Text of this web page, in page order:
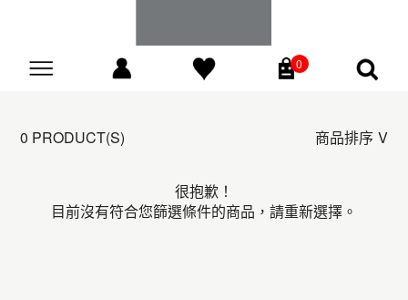
0
0 PRODUCT(S) 商品排序
很抱歉！
目前沒有符合您篩選條件的商品，請重新選擇。